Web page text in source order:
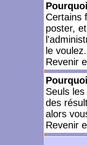
Certains
poster,
le voulez.
Revenir
Seuls
des
alors
Revenir